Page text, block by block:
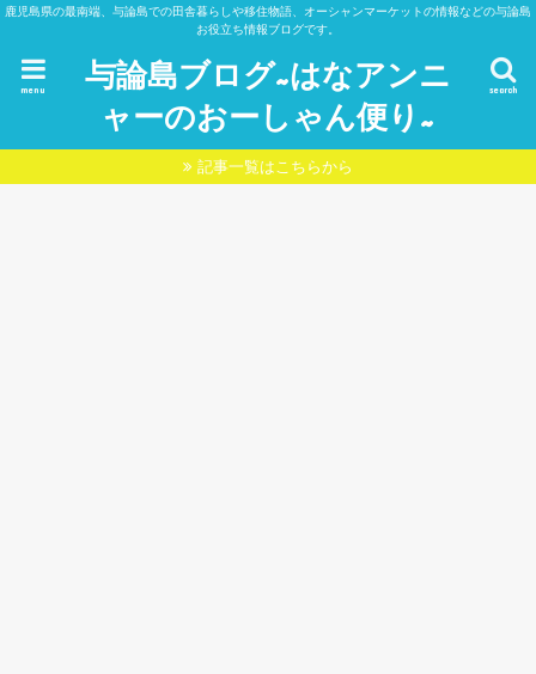
鹿児島県の最南端、与論島での田舎暮らしや移住物語、オーシャンマーケットの情報などの与論島
お役立ち情報ブログです。
与論島ブログ~はなアンニ
ャーのおーしゃん便り~
search
menu
記事一覧はこちらから